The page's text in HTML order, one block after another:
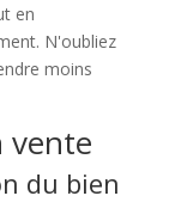
en
N'oubliez
moins
vente
du bien